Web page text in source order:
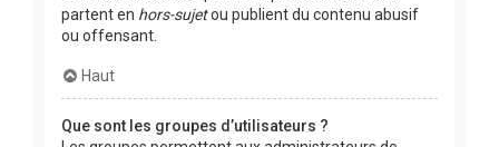
partent en hors-sujetou publient du contenu abusif
ou offensant.
Haut
Que sont les groupes d’utilisateurs ?